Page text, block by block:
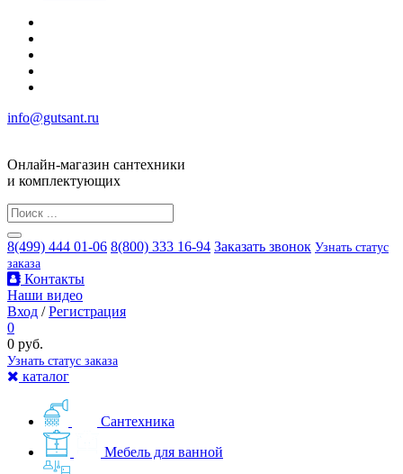
info@gutsant.ru
Онлайн-магазин сантехники
и комплектующих
8(499) 444 01-06 8(800) 333 16-94 Заказать звонок Узнать статус
заказа
Контакты
Наши видео
Вход /Регистрация
0
0 руб.
Узнать статус заказа
каталог
Сантехника
Мебель для ванной